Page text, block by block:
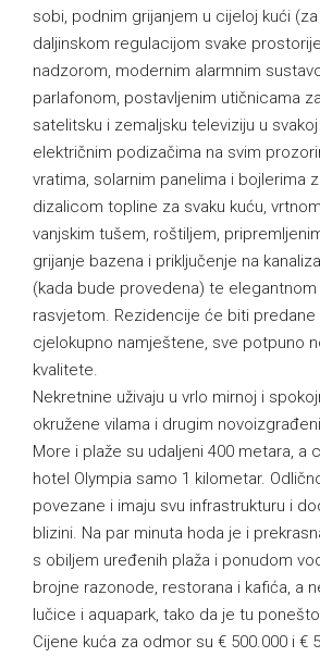
sobi, podnim grijanjem u cijeloj kući
daljinskom regulacijom svake
nadzorom, modernim alarmnim
parlafonom, postavljenim utičnicama
satelitsku i zemaljsku televiziju u
električnim podizačima na svim
vratima, solarnim panelima i bojlerima
dizalicom topline za svaku kuću,
vanjskim tušem, roštiljem,
grijanje bazena i priključenje na
(kada bude provedena) te
rasvjetom. Rezidencije će biti predane
cjelokupno namještene, sve potpuno
kvalitete.
Nekretnine uživaju u vrlo mirnoj i
okružene vilama i drugim
More i plaže su udaljeni 400 metara, a
hotel Olympia samo 1 kilometar.
povezane i imaju svu infrastrukturu i
blizini. Na par minuta hoda je i
s obiljem uređenih plaža i ponudom
brojne razonode, restorana i kafića, a
lučice i aquapark, tako da je tu
Cijene kuća za odmor su € 500.000 i €